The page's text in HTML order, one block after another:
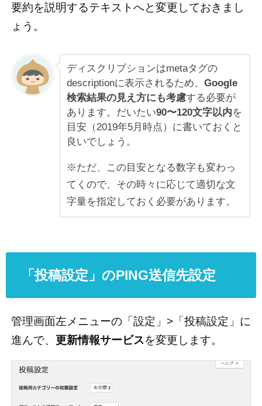
要約を説明するテキストへと変更しておきまし
ょう。
ディスクリプションはmetaタグの
descriptionに表示されるため、Google
検索結果の見え方にも考慮する必要が
あります。だいたい90〜120文字以内を
目安（2019年5月時点）に書いておくと
良いでしょう。
※ただ、この目安となる数字も変わっ
てくので、その時々に応じて適切な文
字量を指定しておく必要があります。
「投稿設定」のPING送信先設定
管理画面左メニューの「設定」>「投稿設定」に
進んで、 更新情報サービスを変更します。